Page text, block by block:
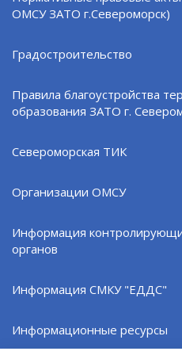
ОМСУ ЗАТО г.Североморск)
Градостроительство
Правила благоустройства
образования ЗАТО г.
Североморская ТИК
Организации ОМСУ
Информация
органов
Информация СМКУ "ЕДДС"
Информационные ресурсы
состоянии
здоровью людей звоните
уважайте тех, кто
Официальный сайт ОМСУ